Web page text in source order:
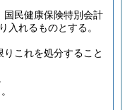
国民健康保険特別会計
入れるものとする。
これを処分すること